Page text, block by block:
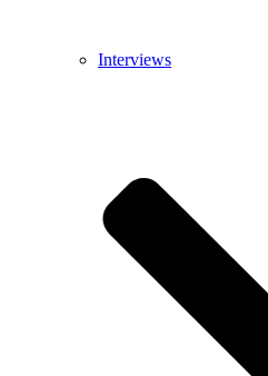
Interviews